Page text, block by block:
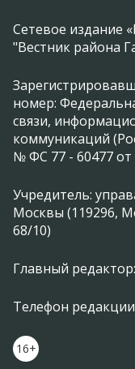
Сетевое издание
"Вестник района
номер:
связи,
коммуникаций
№ ФС 77 - 60477 от
Учредитель:
Москвы (119296,
68/10)
Главный
Телефон
16+